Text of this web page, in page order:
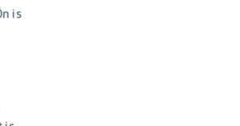
is